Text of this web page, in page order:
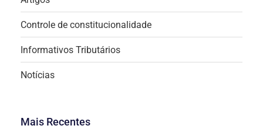
Controle de constitucionalidade
Informativos Tributários
Notícias
Mais Recentes